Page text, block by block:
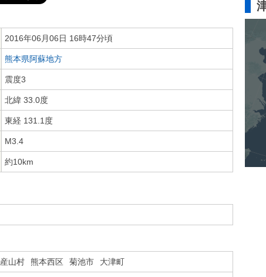
2016年06月06日 16時47分頃
熊本県阿蘇地方
震度3
北緯 33.0度
東経 131.1度
M3.4
約10km
産山村 熊本西区 菊池市 大津町